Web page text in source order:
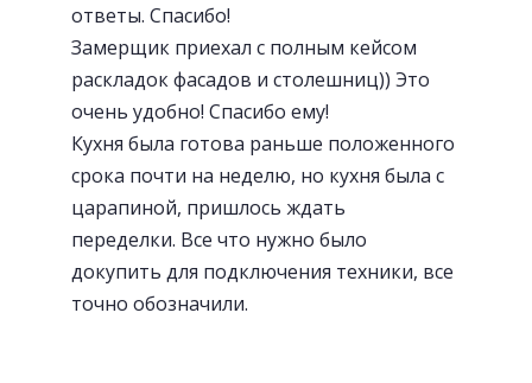
ответы. Спасибо!
Замерщик приехал с полным кейсом
раскладок фасадов и столешниц)) Это
очень удобно! Спасибо ему!
Кухня была готова раньше положенного
срока почти на неделю, но кухня была с
царапиной, пришлось ждать
переделки. Все что нужно было
докупить для подключения техники, все
точно обозначили.